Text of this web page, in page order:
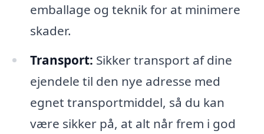
emballage og teknik for at minimere
skader.
Transport: Sikker transport af dine
ejendele til den nye adresse med
egnet transportmiddel, så du kan
være sikker på, at alt når frem i god